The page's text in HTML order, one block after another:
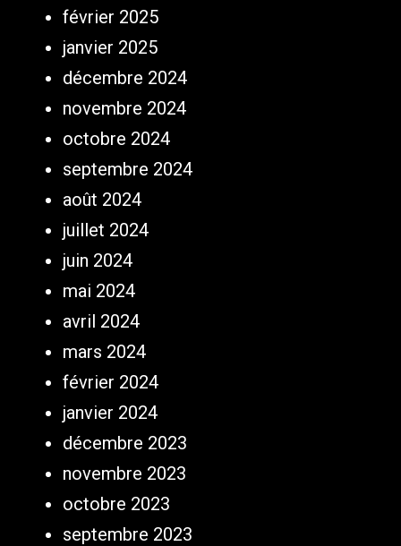
février 2025
janvier 2025
décembre 2024
novembre 2024
octobre 2024
septembre 2024
août 2024
juillet 2024
juin 2024
mai 2024
avril 2024
mars 2024
février 2024
janvier 2024
décembre 2023
novembre 2023
octobre 2023
septembre 2023